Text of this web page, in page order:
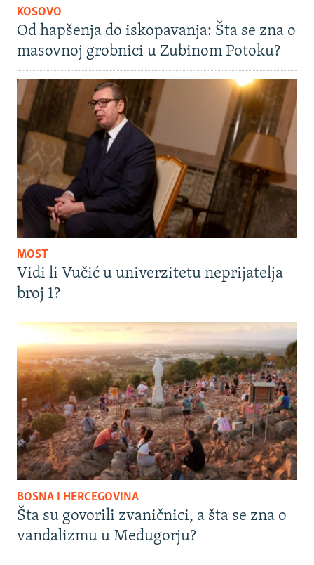
KOSOVO
Od hapšenja do iskopavanja: Šta se zna o
masovnoj grobnici u Zubinom Potoku?
MOST
Vidi li Vučić u univerzitetu neprijatelja
broj 1?
BOSNA I HERCEGOVINA
Šta su govorili zvaničnici, a šta se zna o
vandalizmu u Međugorju?